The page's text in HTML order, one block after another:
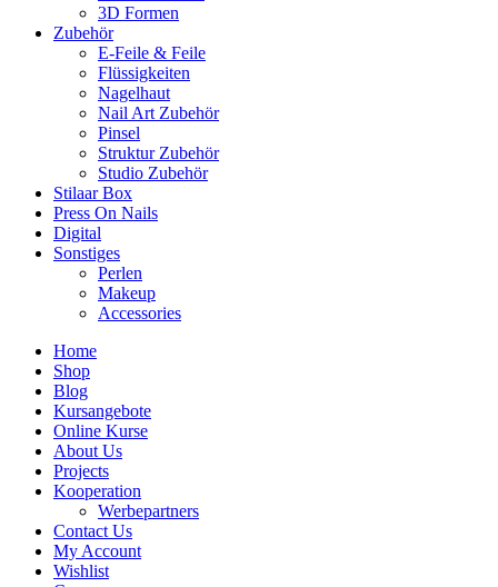
3D Formen
Zubehör
E-Feile & Feile
Flüssigkeiten
Nagelhaut
Nail Art Zubehör
Pinsel
Struktur Zubehör
Studio Zubehör
Stilaar Box
Press On Nails
Digital
Sonstiges
Perlen
Makeup
Accessories
Home
Shop
Blog
Kursangebote
Online Kurse
About Us
Projects
Kooperation
Werbepartners
Contact Us
My Account
Wishlist